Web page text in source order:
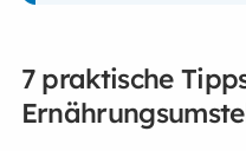
7 praktische